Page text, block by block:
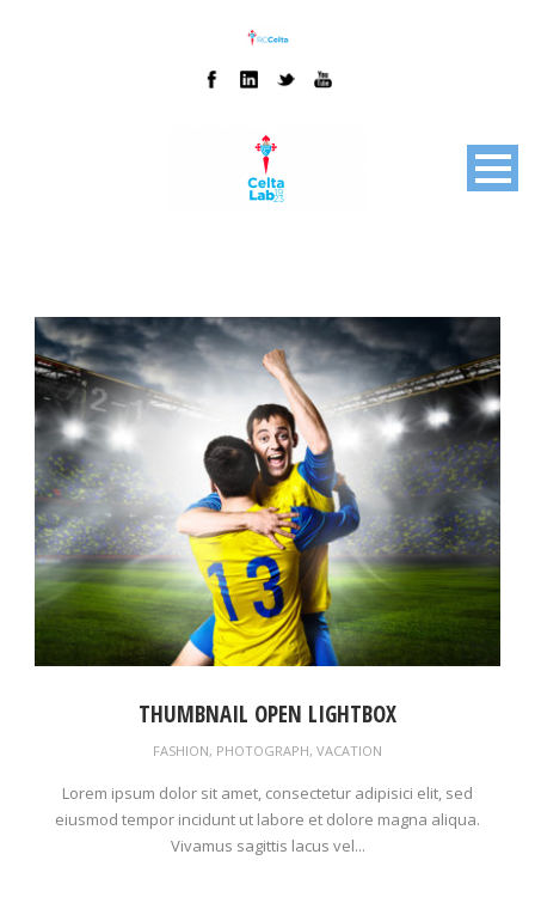
THUMBNAIL OPEN LIGHTBOX
FASHION, PHOTOGRAPH, VACATION
Lorem ipsum dolor sit amet, consectetur adipisici elit, sed
eiusmod tempor incidunt ut labore et dolore magna aliqua.
Vivamus sagittis lacus vel...